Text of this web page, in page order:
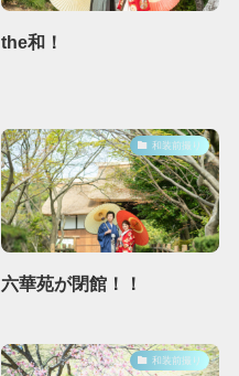
the和！
和装前撮り
六華苑が閉館！！
和装前撮り